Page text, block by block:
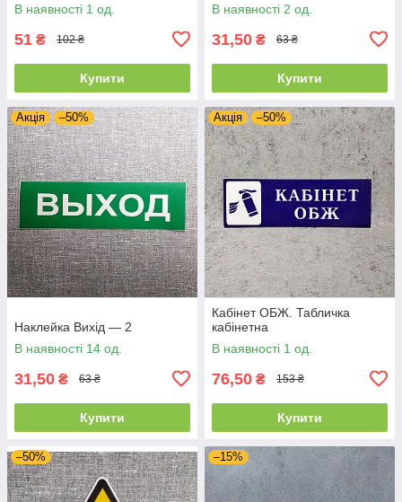
В наявності 1 од.
51 ₴ 102 ₴
Купити
В наявності 2 од.
31,50 ₴ 63 ₴
Купити
Акція –50%
Наклейка Вихід — 2
В наявності 14 од.
31,50 ₴ 63 ₴
Купити
Акція –50%
Кабінет ОБЖ. Табличка
кабінетна
В наявності 1 од.
76,50 ₴ 153 ₴
Купити
–50% –15%